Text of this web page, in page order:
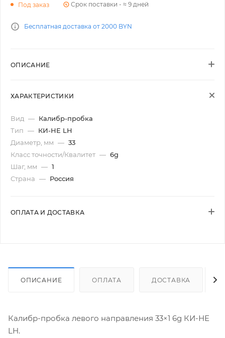
Под заказ Срок поставки - ≈ 9 дней
Бесплатная доставка от 2000 BYN
ОПИСАНИЕ
ХАРАКТЕРИСТИКИ
Вид — Калибр-пробка
Тип — КИ-НЕ LH
Диаметр, мм — 33
Класс точности/Квалитет — 6g
Шаг, мм — 1
Страна — Россия
ОПЛАТА И ДОСТАВКА
ОПИСАНИЕ ОПЛАТА ДОСТАВКА
Калибр-пробка левого направления 33×1 6g КИ-НЕ
LH.